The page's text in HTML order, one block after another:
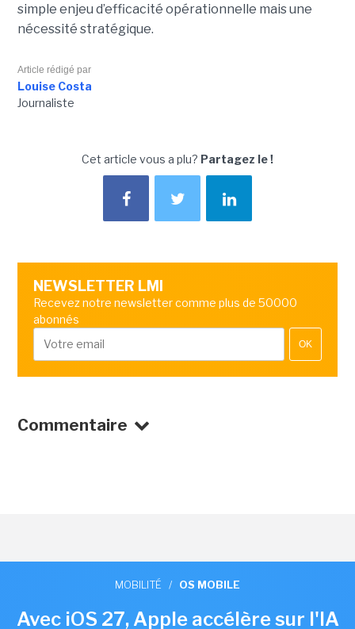
simple enjeu d’efficacité opérationnelle mais une
nécessité stratégique.
Article rédigé par
Louise Costa
Journaliste
Cet article vous a plu? Partagez le !
NEWSLETTER LMI
Recevez notre newsletter comme plus de 50000
abonnés
OK
Commentaire
MOBILITÉ / OS MOBILE
Avec iOS 27, Apple accélère sur l'IA